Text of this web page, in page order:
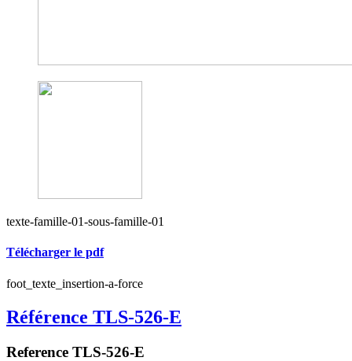
texte-famille-01-sous-famille-01
Télécharger le pdf
foot_texte_insertion-a-force
Référence TLS-526-E
Reference TLS-526-E